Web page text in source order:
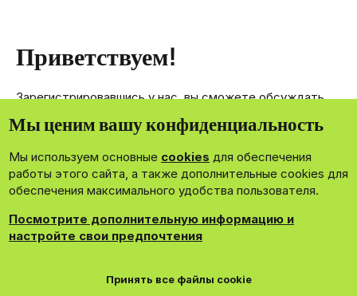
Приветствуем!
Зарегистрировавшись у нас, вы сможете обсуждать,
членам нашего сообщества.
Зарегистрироваться сейчас!
DohTheme
Мы ценим вашу конфиденциальность
Мы используем основные cookies для обеспечения
работы этого сайта, а также дополнительные cookies для
обеспечения максимального удобства пользователя.
Посмотрите дополнительную информацию и
настройте свои предпочтения
Принять все файлы cookie